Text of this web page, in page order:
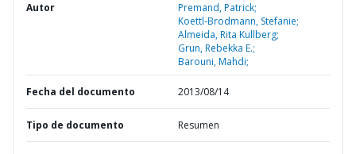
Autor
Premand, Patrick;
Koettl-Brodmann, Stefanie;
Almeida, Rita Kullberg;
Grun, Rebekka E.;
Barouni, Mahdi;
Fecha del documento 2013/08/14
Tipo de documento Resumen